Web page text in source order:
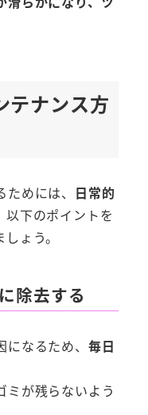
テナンス方
めには、 日常的
以下のポイントを
ょう。
除去する
なるため、 毎日
ミが残らないよう